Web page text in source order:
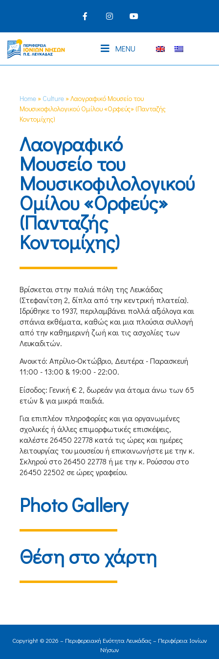
MENU
Home » Culture »Λαογραφικό Μουσείο του
Μουσικοφιλολογικού Ομίλου «Ορφεύς» (Πανταζής
Κοντομίχης)
Λαογραφικό
Μουσείο του
Μουσικοφιλολογικού
Ομίλου «Ορφεύς»
(Πανταζής
Κοντομίχης)
Βρίσκεται στην παλιά πόλη της Λευκάδας
(Στεφανίτση 2, δίπλα από την κεντρική πλατεία).
Ιδρύθηκε το 1937, περιλαμβάνει πολλά αξιόλογα και
σπάνια εκθέματα, καθώς και μια πλούσια συλλογή
από την καθημερινή ζωή και τις ασχολίες των
Λευκαδιτών.
Ανοικτό: Απρίλιο-Οκτώβριο, Δευτέρα - Παρασκευή
11:00 - 13:00 & 19:00 - 22:00.
Είσοδος: Γενική € 2, δωρεάν για άτομα άνω των 65
ετών & για μικρά παιδιά.
Για επιπλέον πληροφορίες και για οργανωμένες
σχολικές ή άλλες επιμορφωτικές επισκέψεις,
καλέστε 26450 22778 κατά τις ώρες και ημέρες
λειτουργίας του μουσείου ή επικοινωνήστε με την κ.
Σκληρού στο 26450 22778 ή με την κ. Ρούσσου στο
26450 22502 σε ώρες γραφείου.
Photo Gallery
Θέση στο χάρτη
Copyright © 2026 – Περιφερειακή Ενότητα Λευκάδας – Περιφέρεια Ιονίων
Νήσων